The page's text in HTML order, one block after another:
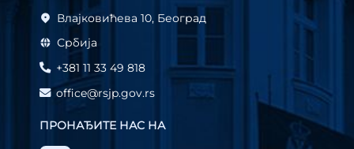
Влајковићева 10, Београд
Србија
+381 11 33 49 818
office@rsjp.gov.rs
ПРОНАЂИТЕ НАС НА